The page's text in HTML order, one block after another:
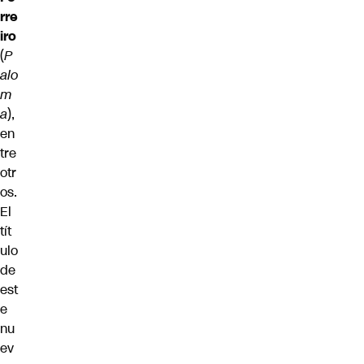
rre
iro
(P
alo
m
a),
en
tre
otr
os.
El
tít
ulo
de
est
e
nu
ev